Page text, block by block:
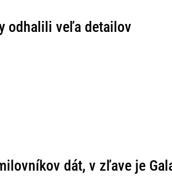
odhalili veľa detailov
dát, v zľave je